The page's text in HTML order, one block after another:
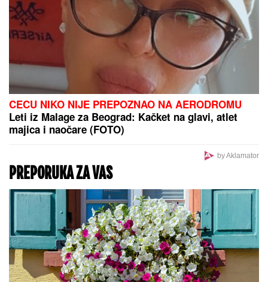
CECU NIKO NIJE PREPOZNAO NA AERODROMU
Leti iz Malage za Beograd: Kačket na glavi, atlet
majica i naočare (FOTO)
by Aklamator
PREPORUKA ZA VAS